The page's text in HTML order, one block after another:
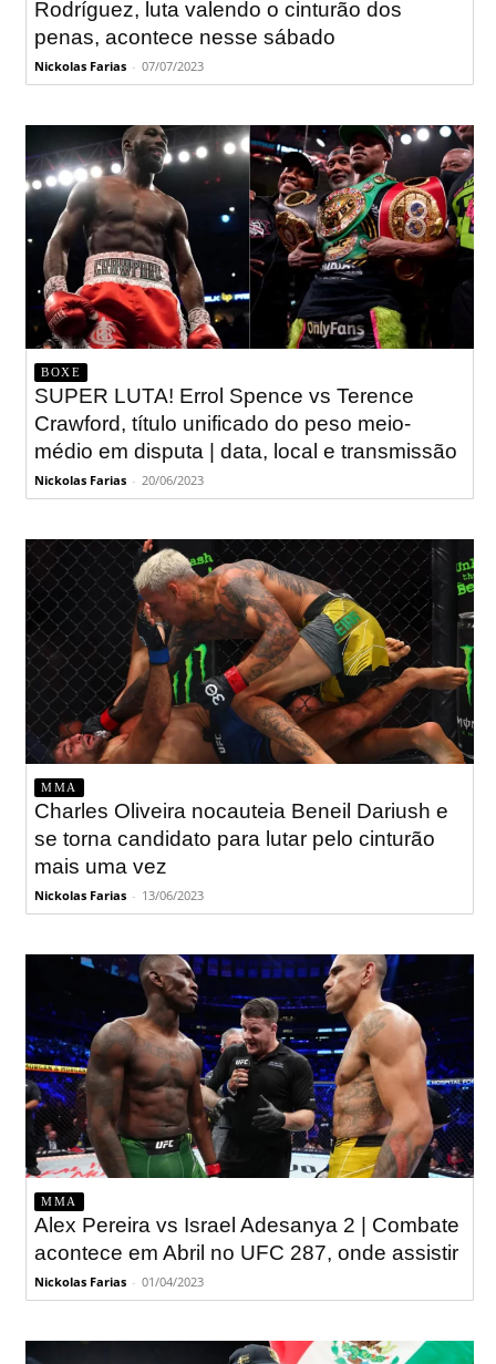
Rodríguez, luta valendo o cinturão dos
penas, acontece nesse sábado
Nickolas Farias - 07/07/2023
BOXE
SUPER LUTA! Errol Spence vs Terence
Crawford, título unificado do peso meio-
médio em disputa | data, local e transmissão
Nickolas Farias - 20/06/2023
MMA
Charles Oliveira nocauteia Beneil Dariush e
se torna candidato para lutar pelo cinturão
mais uma vez
Nickolas Farias - 13/06/2023
MMA
Alex Pereira vs Israel Adesanya 2 | Combate
acontece em Abril no UFC 287, onde assistir
Nickolas Farias - 01/04/2023